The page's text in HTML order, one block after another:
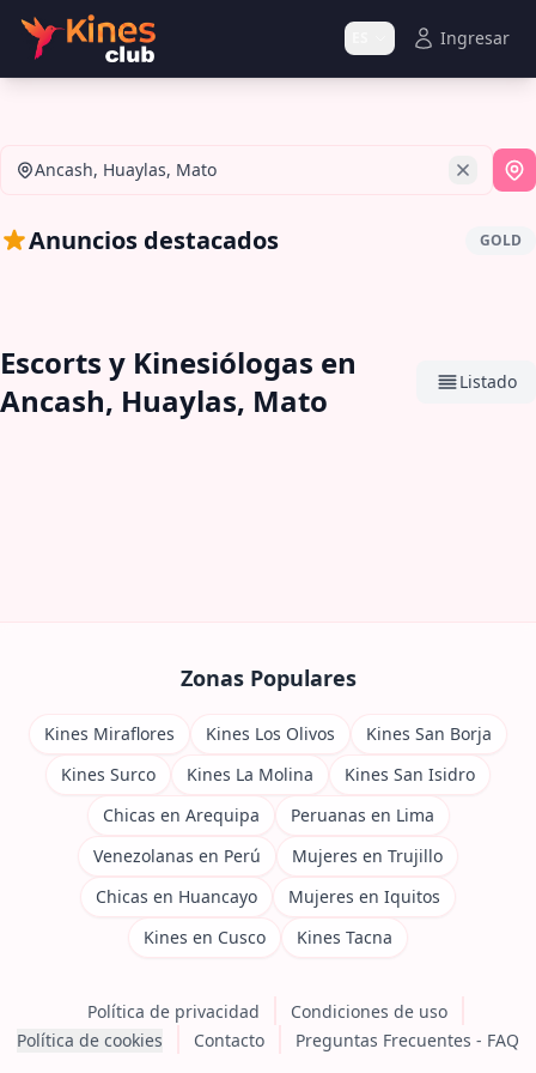
Ingresar
Ancash, Huaylas, Mato
Anuncios destacados GOLD
Escorts y Kinesiólogas en
Ancash, Huaylas, Mato
Listado
Zonas Populares
Kines Miraflores Kines Los Olivos
Kines San Borja
Kines Surco
Kines La Molina
Kines San Isidro
Chicas en Arequipa
Peruanas en Lima
Venezolanas en Perú
Mujeres en Trujillo
Chicas en Huancayo
Mujeres en Iquitos
Kines en Cusco
Kines Tacna
Política de privacidad
Condiciones de uso
Política de cookies
Contacto Preguntas Frecuentes - FAQ